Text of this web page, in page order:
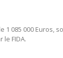
1 085 000 Euros,
FIDA.